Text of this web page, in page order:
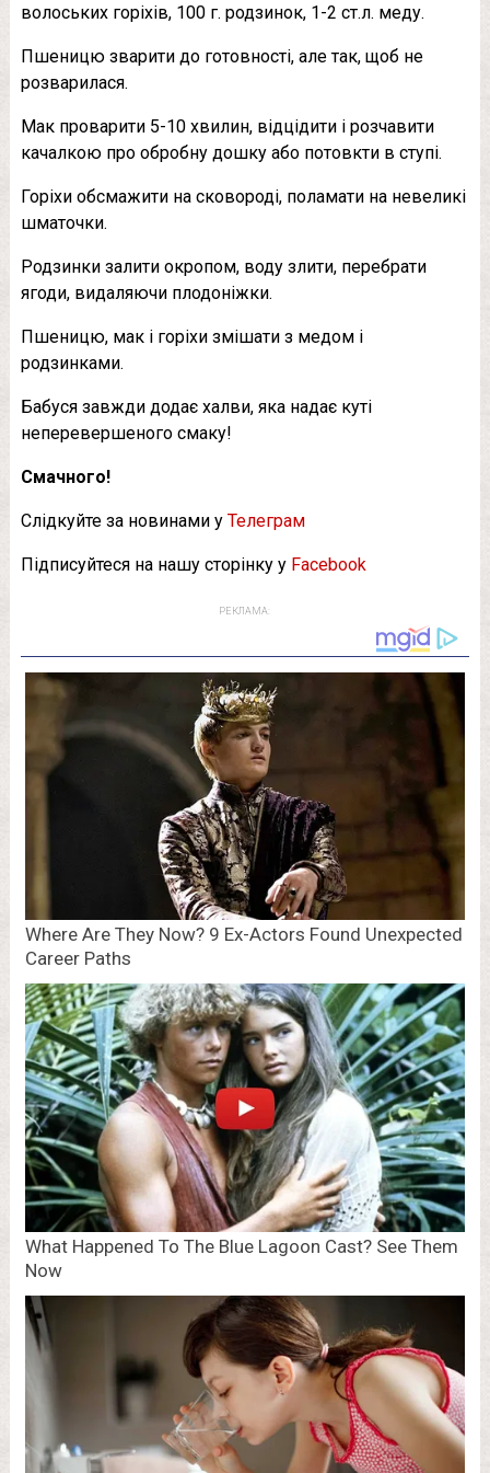
волоських горіхів, 100 г. родзинок, 1-2 ст.л. меду.
Пшеницю зварити до готовності, але так, щоб не
розварилася.
Мак проварити 5-10 хвилин, відцідити і розчавити
качалкою про обробну дошку або потовкти в ступі.
Горіхи обсмажити на сковороді, поламати на невеликі
шматочки.
Родзинки залити окропом, воду злити, перебрати
ягоди, видаляючи плодоніжки.
Пшеницю, мак і горіхи змішати з медом і
родзинками.
Бабуся завжди додає халви, яка надає куті
неперевершеного смаку!
Смачного!
Слідкуйте за новинами у Телеграм
Підписуйтеся на нашу сторінку у Facebook
РЕКЛАМА: